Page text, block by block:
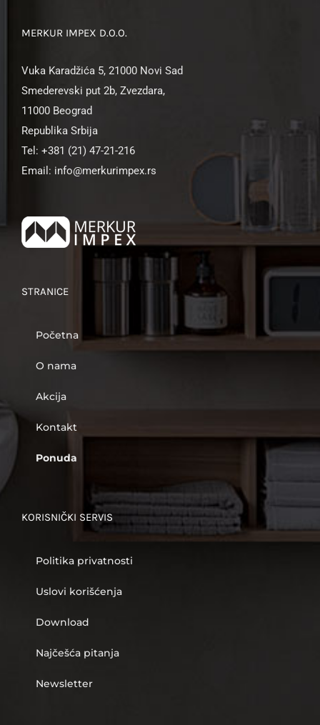
MERKUR IMPEX D.O.O.
Vuka Karadžića 5, 21000 Novi Sad
Smederevski put 2b, Zvezdara,
11000 Beograd
Republika Srbija
Tel: +381 (21) 47-21-216
Email: info@merkurimpex.rs
STRANICE
Početna
O nama
Akcija
Kontakt
Ponuda
KORISNIČKI SERVIS
Politika privatnosti
Uslovi korišćenja
Download
Najčešća pitanja
Newsletter